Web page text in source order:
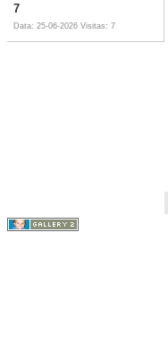
7
Data: 25-06-2026 Visitas: 7